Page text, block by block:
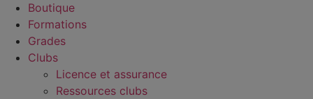
Boutique
Formations
Grades
Clubs
Licence et assurance
Ressources clubs